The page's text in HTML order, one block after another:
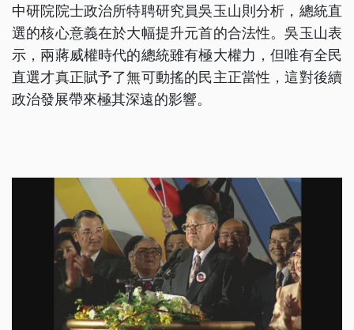
中研院院士政治所特聘研究員吳玉山則分析，總統直
選的核心意義在於大幅提升元首的合法性。吳玉山表
示，兩蔣威權時代的總統雖有極大權力，但唯有全民
直選才真正賦予了無可動搖的民主正當性，這對後續
政治發展帶來極其深遠的影響。